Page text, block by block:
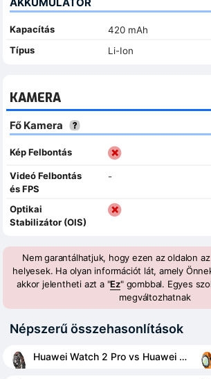
Kapacítás
420 mAh
Típus
Li-Ion
KAMERA
Fő Kamera
Kép Felbontás
Videó Felbontás
és FPS
-
Optikai
Stabilizátor (OIS)
Nem garantálhatjuk, hogy ezen az oldalon
helyesek. Ha olyan információt lát, amely
akkor jelentheti azt a "Ez" gombbal. Egyes
megváltozhatnak
Népszerű összehasonlítások
Huawei Watch 2 Pro vs Huawei Watch 2 2018